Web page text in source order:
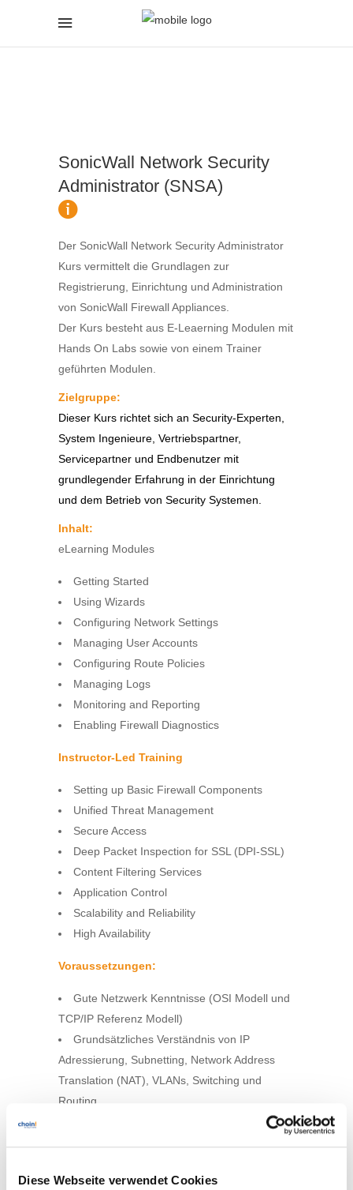
Diese Webseite verwendet Cookies
SonicWall Network Security
Administrator (SNSA)
Der SonicWall Network Security Administrator
Kurs vermittelt die Grundlagen zur
Registrierung, Einrichtung und Administration
von SonicWall Firewall Appliances.
Der Kurs besteht aus E-Leaerning Modulen mit
Hands On Labs sowie von einem Trainer
geführten Modulen.
Zielgruppe:
Dieser Kurs richtet sich an Security-Experten,
System Ingenieure, Vertriebspartner,
Servicepartner und Endbenutzer mit
grundlegender Erfahrung in der Einrichtung
und dem Betrieb von Security Systemen.
Inhalt:
eLearning Modules
Getting Started
Using Wizards
Configuring Network Settings
Managing User Accounts
Configuring Route Policies
Managing Logs
Monitoring and Reporting
Enabling Firewall Diagnostics
Instructor‐Led Training
Setting up Basic Firewall Components
Unified Threat Management
Secure Access
Deep Packet Inspection for SSL (DPI‐SSL)
Content Filtering Services
Application Control
Scalability and Reliability
High Availability
Voraussetzungen:
Gute Netzwerk Kenntnisse (OSI Modell und
TCP/IP Referenz Modell)
Grundsätzliches Verständnis von IP
Adressierung, Subnetting, Network Address
Translation (NAT), VLANs, Switching und
Routing